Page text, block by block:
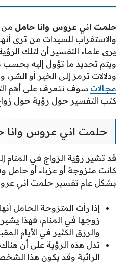
حلمت اني عروس وانا حامل من
والاستغراب للسيدات من ترى
يرى علماء التفسير أن لتلك
ويتم تحديد ما تؤول إليه بحسب
ودلالات ترمز إلى الخير أو الشر،
مجالات سوف نتعرف على أهم
كتب التفسير حول رؤية حول
حلمت اني عروس وانا
قد تشير رؤية الزواج في المنام
كانت متزوجة أو عزباء أو
بشكل عام تفسير حلمت اني
إذا رأت المتزوجة الحامل
زوجها في المنام، فهذا
والرزق الكثير في الأيام
تدل هذه الرؤية على أن
الرائية وقد يكون هذا